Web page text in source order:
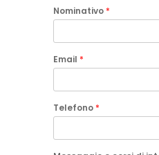
Nominativo *
Email *
Telefono *